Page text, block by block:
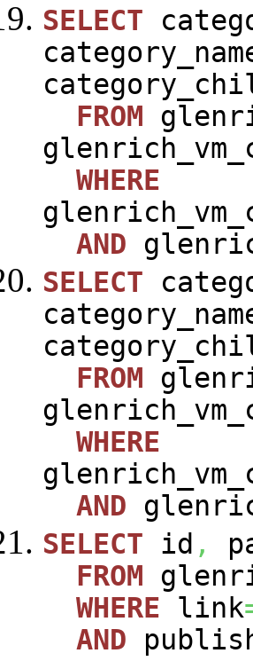
SELECT
FROM
WHERE
AND
SELECT
FROM
WHERE
AND
SELECT id ,
FROM
WHERE link
AND